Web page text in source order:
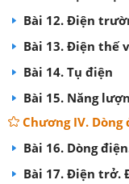
Bài 12. Điện
Bài 13. Điện thế
Bài 14. Tụ điện
Bài 15. Năng
Chương IV.
Bài 16. Dòng
Bài 17. Điện trở.